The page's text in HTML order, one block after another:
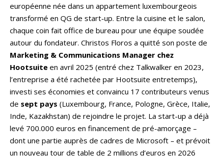
européenne née dans un appartement luxembourgeois
transformé en QG de start-up. Entre la cuisine et le salon,
chaque coin fait office de bureau pour une équipe soudée
autour du fondateur. Christos Floros a quitté son poste de
Marketing & Communications Manager chez
Hootsuite en avril 2025 (entré chez Talkwalker en 2023,
l’entreprise a été rachetée par Hootsuite entretemps),
investi ses économies et convaincu 17 contributeurs venus
de sept pays (Luxembourg, France, Pologne, Grèce, Italie,
Inde, Kazakhstan) de rejoindre le projet. La start-up a déjà
levé 700.000 euros en financement de pré-amorçage –
dont une partie auprès de cadres de Microsoft – et prévoit
un nouveau tour de table de 2 millions d’euros en 2026